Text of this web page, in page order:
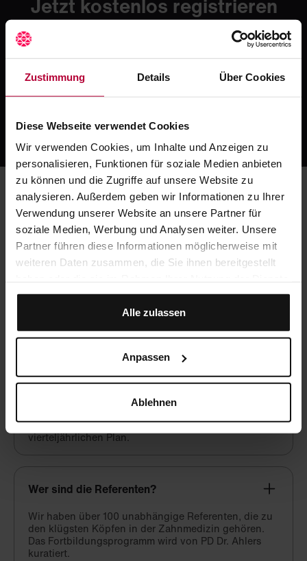
Zustimmung Details Über Cookies
Diese Webseite verwendet Cookies
Wir verwenden Cookies, um Inhalte und Anzeigen zu
personalisieren, Funktionen für soziale Medien anbieten
zu können und die Zugriffe auf unsere Website zu
analysieren. Außerdem geben wir Informationen zu Ihrer
Verwendung unserer Website an unsere Partner für
soziale Medien, Werbung und Analysen weiter. Unsere
Partner führen diese Informationen möglicherweise mit
weiteren Daten zusammen, die Sie ihnen bereitgestellt
gesammelt haben.
Alle zulassen
Anpassen
Ablehnen
Jetzt kostenlos registrieren
und testen
Erlebe mit Crocodile die moderne Art zahnmedizinischer
Fortbildung. Starte mit einer kostenlosen Testphase -
danach ab 49 € / Monat.
Jetzt kostenlos registrieren
Häufig gestellte Fragen
Werden CME-Punkte vergeben?
Ja, du kannst mit Crocodile unbegrenzt CME-Punkte
Was kostet Crocodile?
Crocodile ist eine hochwertige, aber preiswerte
Alternative zu lokalen Fortbildungsangeboten. Nach
€ / Monat im Jahresplan und ab 59 € / Monat im
vierteljährlichen Plan.
Wer sind die Referenten?
Wir haben über 100 unabhängige Referenten, die zu
den klügsten Köpfen in der Zahnmedizin gehören.
Das Fortbildungsprogramm wird von PD Dr. Ahlers
kuratiert.